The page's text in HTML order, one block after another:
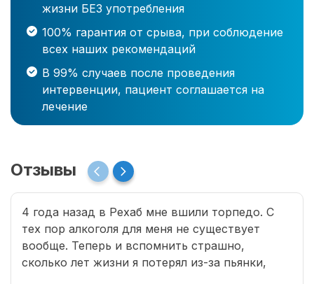
жизни БЕЗ употребления
100% гарантия от срыва, при соблюдение
всех наших рекомендаций
В 99% случаев после проведения
интервенции, пациент соглашается на
лечение
Отзывы
4 года назад в Рехаб мне вшили торпедо. С
тех пор алкоголя для меня не существует
вообще. Теперь и вспомнить страшно,
сколько лет жизни я потерял из-за пьянки,